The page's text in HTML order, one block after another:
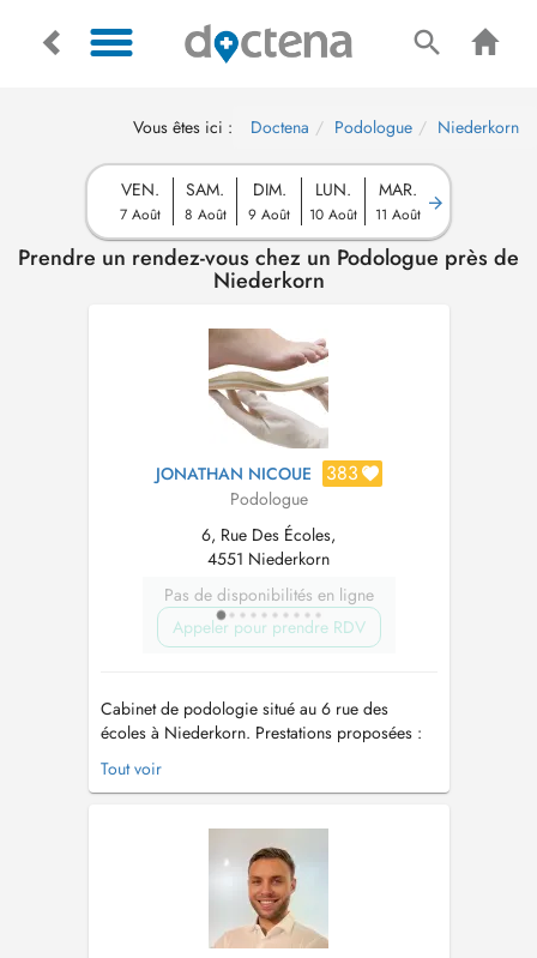
Vous êtes ici : Doctena Podologue Niederkorn
VEN.
7 Août
SAM.
8 Août
DIM.
9 Août
LUN.
10 Août
MAR.
11 Août
Prendre un rendez-vous chez un Podologue près de
Niederkorn
JONATHAN NICOUE 383
Podologue
6, Rue Des Écoles,
4551 Niederkorn
Pas de disponibilités en ligne
Appeler pour prendre RDV
Cabinet de podologie situé au 6 rue des
écoles à Niederkorn. Prestations proposées :
Examen complet de l'appareil locomoteur
(pieds, genoux, bassin, dos) Semelles
Contentions / Séparateurs d'orteils Traitement
verrues Traitement laser i...
Tout voir